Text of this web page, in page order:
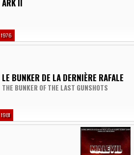
ARK II
1976
LE BUNKER DE LA DERNIÈRE RAFALE
THE BUNKER OF THE LAST GUNSHOTS
1981